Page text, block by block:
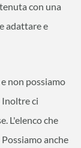
con una
adattare e
non possiamo
Inoltre ci
L'elenco che
anche